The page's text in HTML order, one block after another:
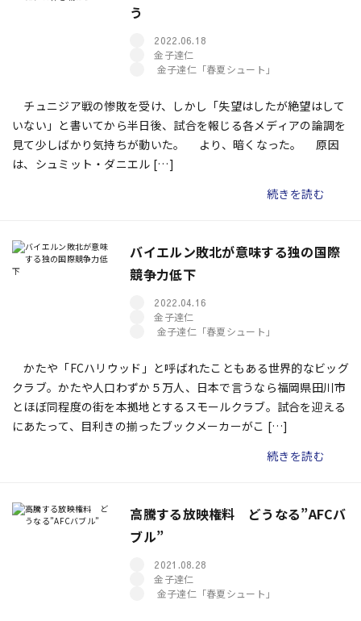
う
2022.06.18
金子達仁
金子達仁「春夏シュート」
チュニジア戦の惨敗を受け、しかし「失望はしたが絶望はして
いない」と書いてから半日後、試合を報じる各メディアの論調を
見て少しばかり気持ちが動いた。 より、暗くなった。 原因
は、シュミット・ダニエル […]
続きを読む
バイエルン敗北が意味する独の国際
競争力低下
2022.04.16
金子達仁
金子達仁「春夏シュート」
かたや「FCハリウッド」と呼ばれたこともある世界的なビッグ
クラブ。かたや人口わずか５万人、日本で言うなら福岡県田川市
とほぼ同程度の街を本拠地とするスモールクラブ。試合を迎える
にあたって、目利きの揃ったブックメーカーがこ […]
続きを読む
高騰する放映権料 どうなる”AFCバ
ブル”
2021.08.28
金子達仁
金子達仁「春夏シュート」